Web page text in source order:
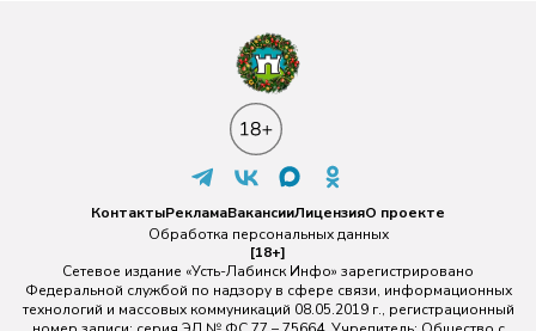
КонтактыРекламаВакансииЛицензияО проекте
Обработка персональных данных
[18+]
Сетевое издание «Усть-Лабинск Инфо» зарегистрировано
Федеральной службой по надзору в сфере связи, информационных
технологий и массовых коммуникаций 08.05.2019 г., регистрационный